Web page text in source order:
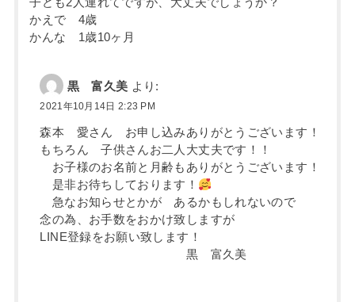
かえで 4歳
かんな 1歳10ヶ月
黒 富久美 より:
2021年10月14日 2:23 PM
森本 愛さん お申し込みありがとうございます！
もちろん 子供さんお二人大丈夫です！！
お子様のお名前と月齢もありがとうございます！
是非お待ちしております！
急なお知らせとかが あるかもしれないので
念の為、お手数をおかけ致しますが
LINE登録をお願い致します！
黒 富久美